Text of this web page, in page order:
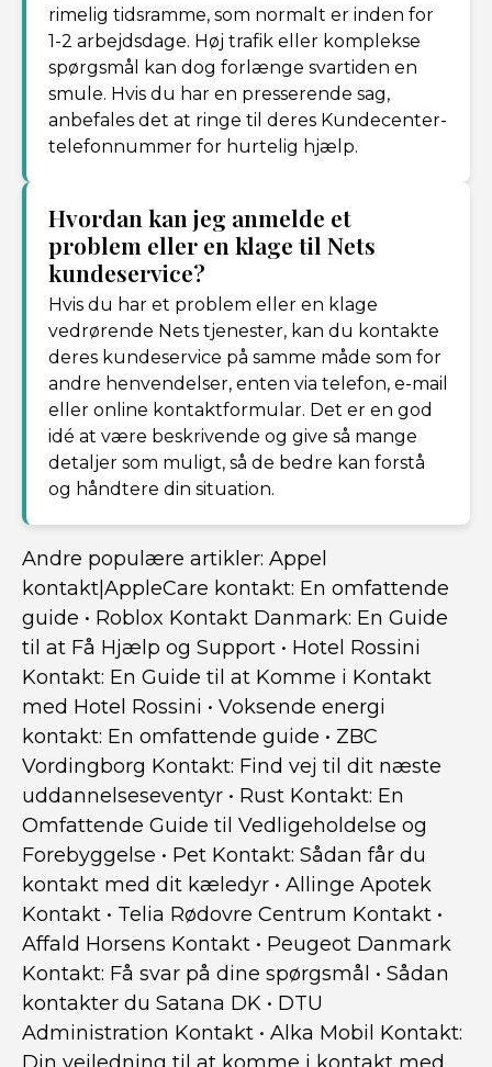
rimelig tidsramme, som normalt er inden for
1-2 arbejdsdage. Høj trafik eller komplekse
spørgsmål kan dog forlænge svartiden en
smule. Hvis du har en presserende sag,
anbefales det at ringe til deres Kundecenter-
telefonnummer for hurtelig hjælp.
Hvordan kan jeg anmelde et
problem eller en klage til Nets
kundeservice?
Hvis du har et problem eller en klage
vedrørende Nets tjenester, kan du kontakte
deres kundeservice på samme måde som for
andre henvendelser, enten via telefon, e-mail
eller online kontaktformular. Det er en god
idé at være beskrivende og give så mange
detaljer som muligt, så de bedre kan forstå
og håndtere din situation.
Andre populære artikler: Appel
kontakt|AppleCare kontakt: En omfattende
guide • Roblox Kontakt Danmark: En Guide
til at Få Hjælp og Support • Hotel Rossini
Kontakt: En Guide til at Komme i Kontakt
med Hotel Rossini • Voksende energi
kontakt: En omfattende guide • ZBC
Vordingborg Kontakt: Find vej til dit næste
uddannelseseventyr • Rust Kontakt: En
Omfattende Guide til Vedligeholdelse og
Forebyggelse • Pet Kontakt: Sådan får du
kontakt med dit kæledyr • Allinge Apotek
Kontakt • Telia Rødovre Centrum Kontakt •
Affald Horsens Kontakt • Peugeot Danmark
Kontakt: Få svar på dine spørgsmål • Sådan
kontakter du Satana DK • DTU
Administration Kontakt • Alka Mobil Kontakt: